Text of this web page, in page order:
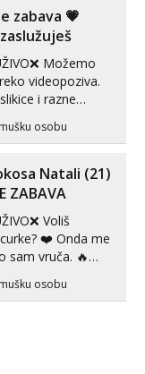
uz slike i hot
pripremila ...
zabava 💗
videopoziva.
i razne
zabavu pošalji
ili Viber.
vidjeti na
😉 S vama sam vec 5 ...
osobu
Natali (21)
ZABAVA
Voliš
❤️ Onda me
sam vruča.‎ ️‍🔥
100%
su mi uvijek
samo užitak. 💦
osobu